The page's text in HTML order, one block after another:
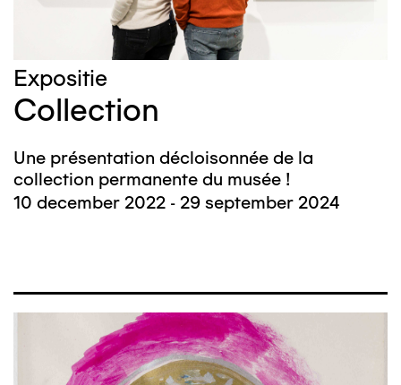
Expositie
Collection
Une présentation décloisonnée de la
collection permanente du musée !
10 december 2022 - 29 september 2024